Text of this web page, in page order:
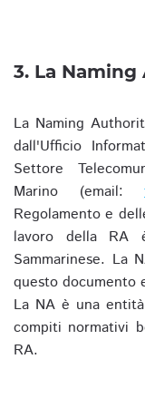
3. La
La Naming
dall'Ufficio
Settore
Marino (email:
Regolamento e
lavoro della RA
Sammarinese. La
questo documento
La NA è una
compiti normativi
RA.